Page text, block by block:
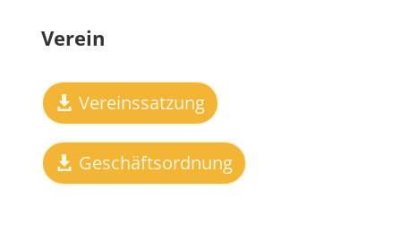
Verein
Vereinssatzung
Geschäftsordnung